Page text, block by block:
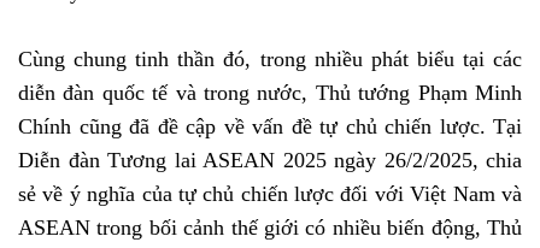
Cùng chung tinh thần đó, trong nhiều phát biểu tại các
diễn đàn quốc tế và trong nước, Thủ tướng Phạm Minh
Chính cũng đã đề cập về vấn đề tự chủ chiến lược. Tại
Diễn đàn Tương lai ASEAN 2025 ngày 26/2/2025, chia
sẻ về ý nghĩa của tự chủ chiến lược đối với Việt Nam và
ASEAN trong bối cảnh thế giới có nhiều biến động, Thủ